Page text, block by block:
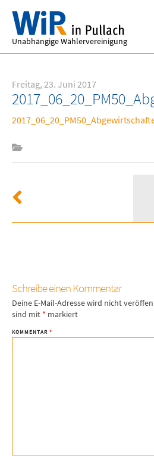
Unabhängige Wählervereinigung
Freitag, 23. Juni 2017
Schreibe einen Kommentar
Deine E-Mail-Adresse wird nicht
sind mit * markiert
KOMMENTAR *